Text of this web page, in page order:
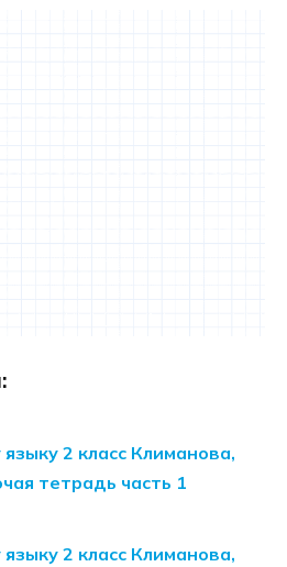
2 класс Климанова,
тетрадь часть 1
2 класс Климанова,